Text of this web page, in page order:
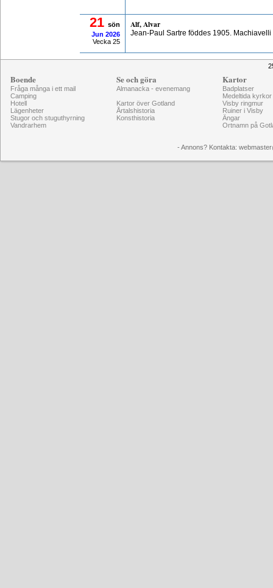
21 sön
Jun 2026
Vecka 25
Alf, Alvar
Jean-Paul Sartre föddes 1905. Machiavelli
Boende
Fråga många i ett mail
Camping
Hotell
Lägenheter
Stugor och stuguthyrning
Vandrarhem
Se och göra
Almanacka - evenemang
Kartor över Gotland
Årtalshistoria
Konsthistoria
Kartor
Badplatser
Medeltida kyrkor
Visby ringmur
Ruiner i Visby
Ängar
Ortnamn på
- Annons? Kontakta: